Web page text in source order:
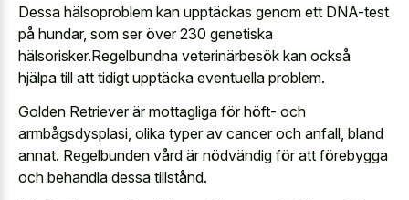
Dessa hälsoproblem kan upptäckas genom ett DNA-test
på hundar, som ser över 230 genetiska
hälsorisker.Regelbundna veterinärbesök kan också
hjälpa till att tidigt upptäcka eventuella problem.
Golden Retriever är mottagliga för höft- och
armbågsdysplasi, olika typer av cancer och anfall, bland
annat. Regelbunden vård är nödvändig för att förebygga
och behandla dessa tillstånd.